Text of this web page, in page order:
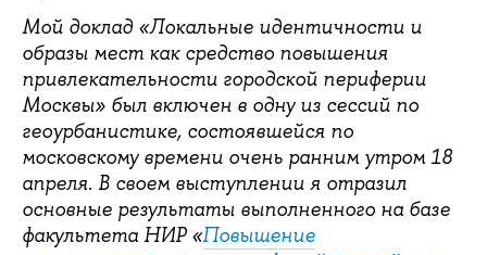
Мой доклад «Локальные идентичности и
образы мест как средство повышения
привлекательности городской периферии
Москвы» был включен в одну из сессий по
геоурбанистике, состоявшейся по
московскому времени очень ранним утром 18
апреля. В своем выступлении я отразил
основные результаты выполненного на базе
факультета НИР «Повышение